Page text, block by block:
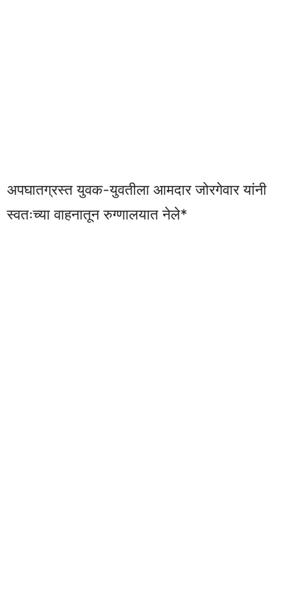
अपघातग्रस्त युवक-युवतीला आमदार जोरगेवार यांनी
स्वतःच्या वाहनातून रुग्णालयात नेले*